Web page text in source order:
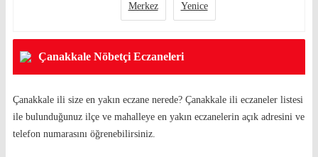
Merkez Yenice
Çanakkale Nöbetçi Eczaneleri
Çanakkale ili size en yakın eczane nerede? Çanakkale ili eczaneler listesi
ile bulunduğunuz ilçe ve mahalleye en yakın eczanelerin açık adresini ve
telefon numarasını öğrenebilirsiniz.